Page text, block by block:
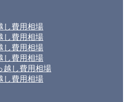
し費用相場
し費用相場
し費用相場
し費用相場
越し費用相場
し費用相場